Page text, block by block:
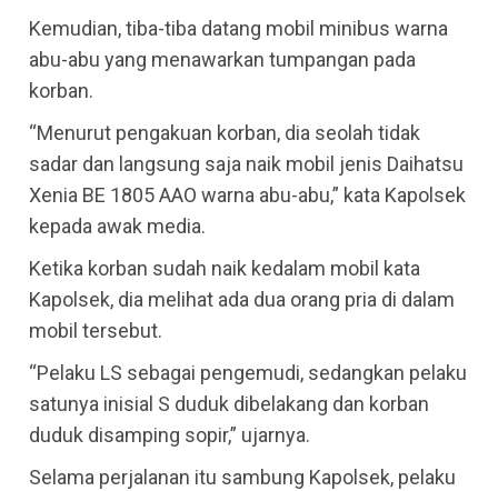
Kemudian, tiba-tiba datang mobil minibus warna
abu-abu yang menawarkan tumpangan pada
korban.
“Menurut pengakuan korban, dia seolah tidak
sadar dan langsung saja naik mobil jenis Daihatsu
Xenia BE 1805 AAO warna abu-abu,” kata Kapolsek
kepada awak media.
Ketika korban sudah naik kedalam mobil kata
Kapolsek, dia melihat ada dua orang pria di dalam
mobil tersebut.
“Pelaku LS sebagai pengemudi, sedangkan pelaku
satunya inisial S duduk dibelakang dan korban
duduk disamping sopir,” ujarnya.
Selama perjalanan itu sambung Kapolsek, pelaku